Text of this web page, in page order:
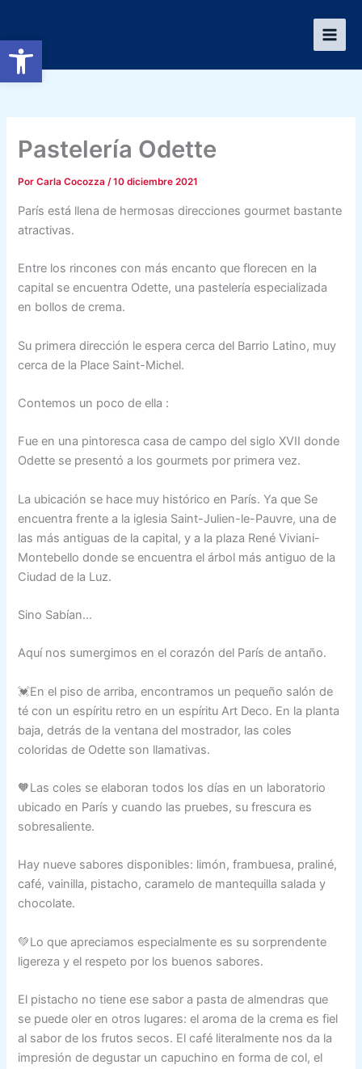
Abrir barra de herramientas
contenido
Pastelería Odette
PorCarla Cocozza/10 diciembre 2021
París está llena de hermosas direcciones gourmet bastante
atractivas.
Entre los rincones con más encanto que florecen en la
capital se encuentra Odette, una pastelería especializada
en bollos de crema.
Su primera dirección le espera cerca del Barrio Latino, muy
cerca de la Place Saint-Michel.
Contemos un poco de ella :
Fue en una pintoresca casa de campo del siglo XVII donde
Odette se presentó a los gourmets por primera vez.
La ubicación se hace muy histórico en París. Ya que Se
encuentra frente a la iglesia Saint-Julien-le-Pauvre, una de
las más antiguas de la capital, y a la plaza René Viviani-
Montebello donde se encuentra el árbol más antiguo de la
Ciudad de la Luz.
Sino Sabían…
Aquí nos sumergimos en el corazón del París de antaño.
💓En el piso de arriba, encontramos un pequeño salón de
té con un espíritu retro en un espíritu Art Deco. En la planta
baja, detrás de la ventana del mostrador, las coles
coloridas de Odette son llamativas.
🧡Las coles se elaboran todos los días en un laboratorio
ubicado en París y cuando las pruebes, su frescura es
sobresaliente.
Hay nueve sabores disponibles: limón, frambuesa, praliné,
café, vainilla, pistacho, caramelo de mantequilla salada y
chocolate.
💚Lo que apreciamos especialmente es su sorprendente
ligereza y el respeto por los buenos sabores.
El pistacho no tiene ese sabor a pasta de almendras que
se puede oler en otros lugares: el aroma de la crema es fiel
al sabor de los frutos secos. El café literalmente nos da la
impresión de degustar un capuchino en forma de col, el